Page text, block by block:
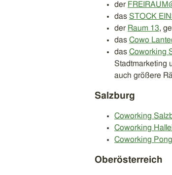
der
das STOCK
der Raum 13,
das Cowo
das Coworking
Stadtmarketing
auch größere
Salzburg
Coworking
Coworking
Coworking
Oberösterreich